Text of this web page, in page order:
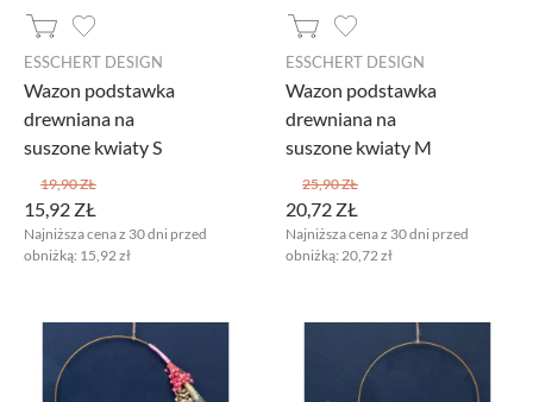
ESSCHERT DESIGN
Wazon podstawka
drewniana na
suszone kwiaty S
15,92 ZŁ
19,90 ZŁ
Najniższa cena z 30 dni przed
obniżką: 15,92 zł
ESSCHERT DESIGN
Wazon podstawka
drewniana na
suszone kwiaty M
20,72 ZŁ
25,90 ZŁ
Najniższa cena z 30 dni przed
obniżką: 20,72 zł